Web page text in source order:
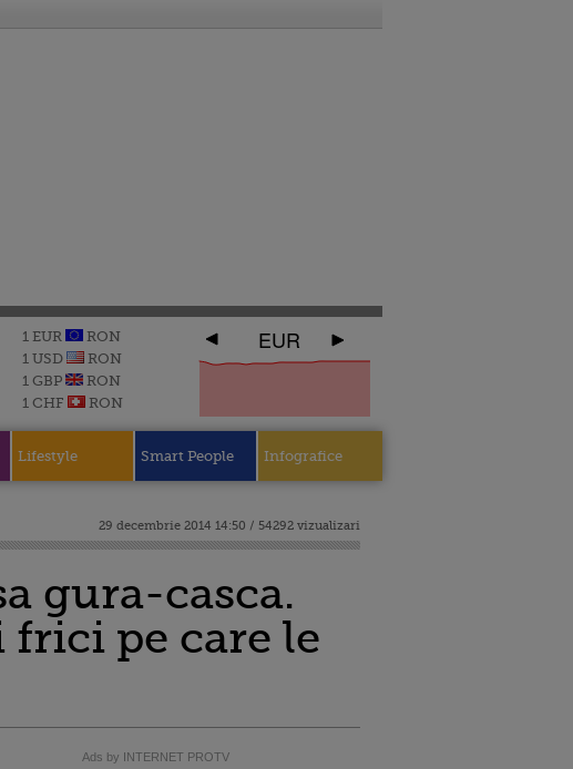
1 EUR
RON
1 USD
RON
1 GBP
RON
1 CHF
RON
EUR
Lifestyle Smart People Infografice
29 decembrie 2014 14:50 / 54292 vizualizari
gura-casca.
pe care le
Ads by INTERNET PROTV